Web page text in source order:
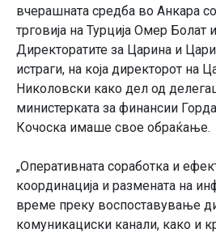
вчерашната средба во Анкара
трговија на Турција Омер Болат
Директоратите за Царина и
истраги, на која директорот на
Николовски како дел од
министерката за финансии
Кочоска имаше свое обраќање.
„Оперативната соработка и
координација и размената на
време преку воспоставување
комуникациски канали, како и